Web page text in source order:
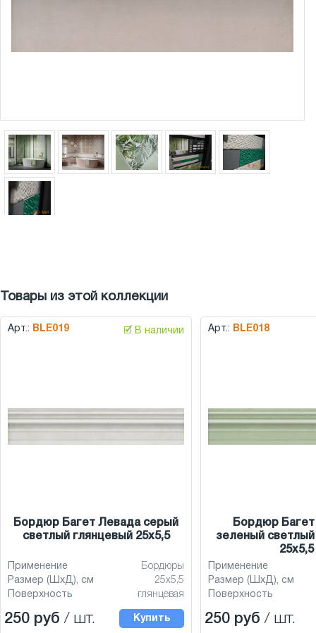
Товары из этой коллекции
Арт.: BLE019 🗹 В наличии
Бордюр Багет Левада серый
светлый глянцевый 25x5,5
Применение
Бордюры
Размер (ШхД), см
25x5,5
Поверхность
глянцевая
250 руб / шт. Купить
Арт.: BLE018
Бордюр
зеленый
25x5,5
Применение
Размер (ШхД), см
Поверхность
250 руб / шт.